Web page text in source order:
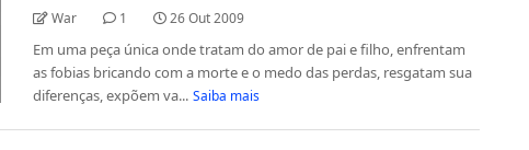
War 1 26 Out 2009
Em uma peça única onde tratam do amor de pai e filho, enfrentam
as fobias bricando com a morte e o medo das perdas, resgatam sua
diferenças, expõem va... Saiba mais